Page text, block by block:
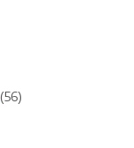
(56)